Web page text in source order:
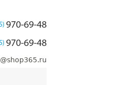
970-69-48
970-69-48